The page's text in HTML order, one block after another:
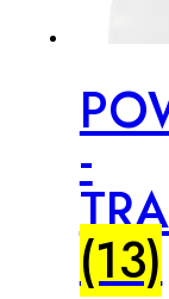
-
(13)